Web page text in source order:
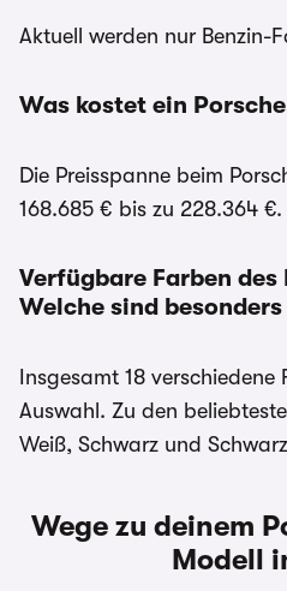
Aktuell werden nur Benzin-
Was kostet ein
Die Preisspanne beim
168.685 € bis zu 228.364 €.
Verfügbare Farben des
Welche sind
Insgesamt 18
Auswahl. Zu den
Weiß, Schwarz und
Wege zu deinem
Modell